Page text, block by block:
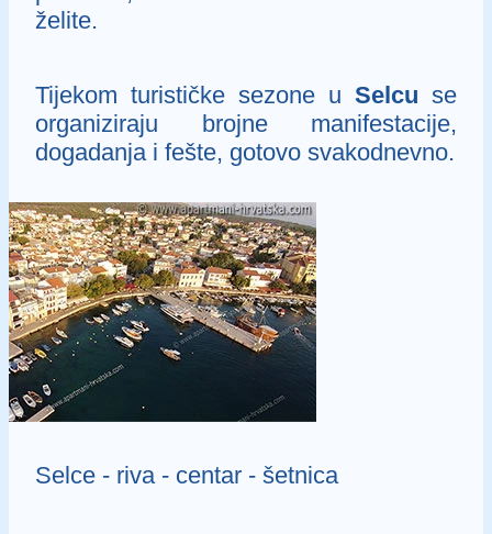
želite.
Tijekom turističke sezone u Selcu se
organiziraju brojne manifestacije,
dogadanja i fešte, gotovo svakodnevno.
Selce - riva - centar - šetnica